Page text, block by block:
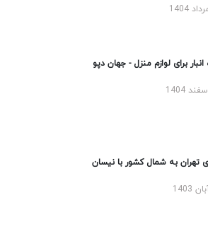
انبار برای لوازم منزل - جهان دپو
تهران به شمال کشور با نیسان